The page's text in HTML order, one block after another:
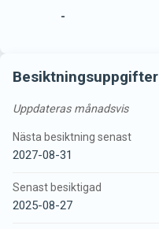
-
Besiktningsuppgifter
Uppdateras månadsvis
Nästa besiktning senast
2027-08-31
Senast besiktigad
2025-08-27